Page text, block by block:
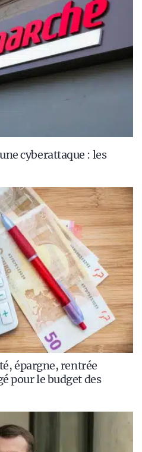
cyberattaque : les
épargne, rentrée
pour le budget des